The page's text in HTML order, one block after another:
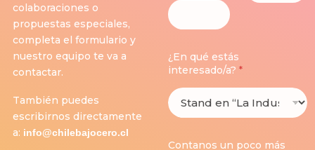
¿En qué estás
interesado/a?*
Contanos un poco más
colaboraciones o
propuestas especiales,
completa el formulario y
nuestro equipo te va a
contactar.
También puedes
escribirnos directamente
a: info@chilebajocero.cl